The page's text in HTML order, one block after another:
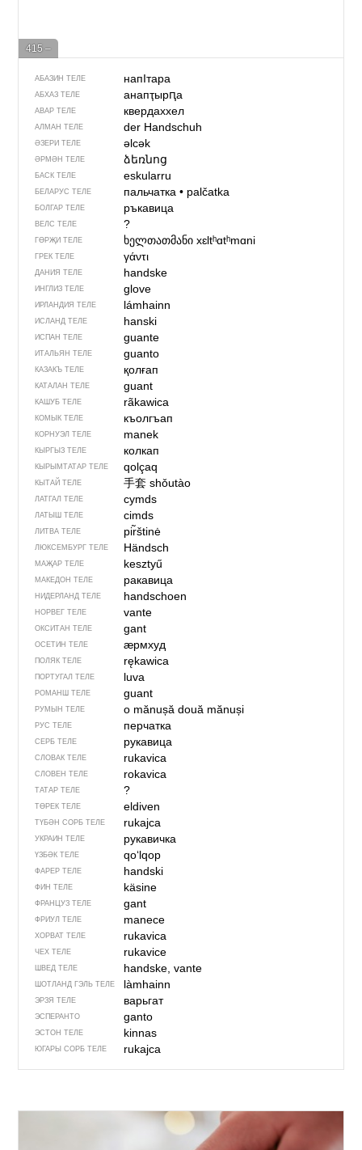
415 –
АБАЗИН ТЕЛЕ напIтара
АБХАЗ ТЕЛЕ анапҭырԥа
АВАР ТЕЛЕ квердаххел
АЛМАН ТЕЛЕ der Handschuh
ӘЗЕРИ ТЕЛЕ əlcək
ӘРМӘН ТЕЛЕ ձեռնոց
БАСК ТЕЛЕ eskularru
БЕЛАРУС ТЕЛЕ пальчатка• palčatka
БОЛГАР ТЕЛЕ ръкавица
ВЕЛС ТЕЛЕ ?
ГӨРҖИ ТЕЛЕ ხელთათმანიxɛltʰɑtʰmɑni
ГРЕК ТЕЛЕ γάντι
ДАНИЯ ТЕЛЕ handske
ИНГЛИЗ ТЕЛЕ glove
ИРЛАНДИЯ ТЕЛЕ lámhainn
ИСЛАНД ТЕЛЕ hanski
ИСПАН ТЕЛЕ guante
ИТАЛЬЯН ТЕЛЕ guanto
КАЗАКЪ ТЕЛЕ қолғап
КАТАЛАН ТЕЛЕ guant
КАШУБ ТЕЛЕ rãkawica
КОМЫК ТЕЛЕ къолгъап
КОРНУЭЛ ТЕЛЕ manek
КЫРГЫЗ ТЕЛЕ колкап
КЫРЫМТАТАР ТЕЛЕ qolçaq
КЫТАЙ ТЕЛЕ 手套shǒutào
ЛАТГАЛ ТЕЛЕ cymds
ЛАТЫШ ТЕЛЕ cimds
ЛИТВА ТЕЛЕ pir̃štinė
ЛЮКСЕМБУРГ ТЕЛЕ Händsch
МАҖАР ТЕЛЕ kesztyű
МАКЕДОН ТЕЛЕ ракавица
НИДЕРЛАНД ТЕЛЕ handschoen
НОРВЕГ ТЕЛЕ vante
ОКСИТАН ТЕЛЕ gant
ОСЕТИН ТЕЛЕ ӕрмхуд
ПОЛЯК ТЕЛЕ rękawica
ПОРТУГАЛ ТЕЛЕ luva
РОМАНШ ТЕЛЕ guant
РУМЫН ТЕЛЕ o mănușădouă mănuși
РУС ТЕЛЕ перчатка
СЕРБ ТЕЛЕ рукавица
СЛОВАК ТЕЛЕ rukavica
СЛОВЕН ТЕЛЕ rokavica
ТАТАР ТЕЛЕ ?
ТӨРЕК ТЕЛЕ eldiven
ТҮБӘН СОРБ ТЕЛЕ rukajca
УКРАИН ТЕЛЕ рукавичка
ҮЗБӘК ТЕЛЕ qoʻlqop
ФАРЕР ТЕЛЕ handski
ФИН ТЕЛЕ käsine
ФРАНЦУЗ ТЕЛЕ gant
ФРИУЛ ТЕЛЕ manece
ХОРВАТ ТЕЛЕ rukavica
ЧЕХ ТЕЛЕ rukavice
ШВЕД ТЕЛЕ handske, vante
ШОТЛАНД ГЭЛЬ ТЕЛЕ làmhainn
ЭРЗЯ ТЕЛЕ варьгат
ЭСПЕРАНТО ganto
ЭСТОН ТЕЛЕ kinnas
ЮГАРЫ СОРБ ТЕЛЕ rukajca